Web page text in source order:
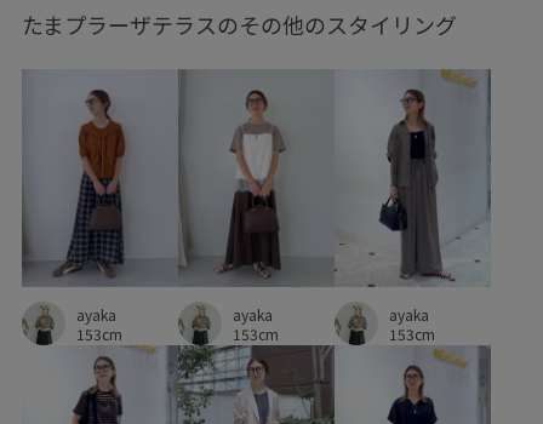
クリアツイル 学校行事 期間限定イベント対象
たまプラーザテラスのその他のスタイリング
ayaka
153cm
ayaka
153cm
ayaka
153cm